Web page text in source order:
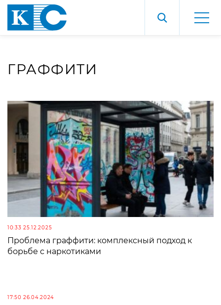
ГРАФФИТИ
10:33 25.12.2025
Проблема граффити: комплексный подход к
борьбе с наркотиками
17:50 26.04.2024